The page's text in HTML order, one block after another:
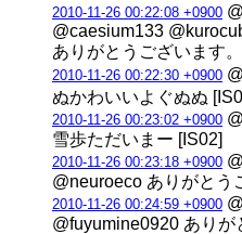
2010-11-26 00:22:08 +0900
@caesium133
ありがとうございます
2010-11-26 00:22:30 +0900
ぬかわいいよぐぬぬ
2010-11-26 00:23:02 +0900
雪歩ただいまー [IS02]
2010-11-26 00:23:18 +0900
@neuroeco ありがとう
2010-11-26 00:24:59 +0900
@fuyumine0920 あり